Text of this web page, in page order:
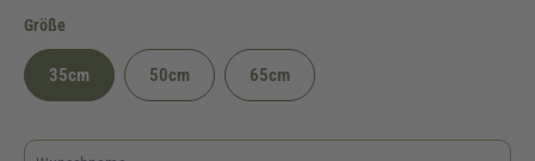
Größe
35cm 50cm 65cm